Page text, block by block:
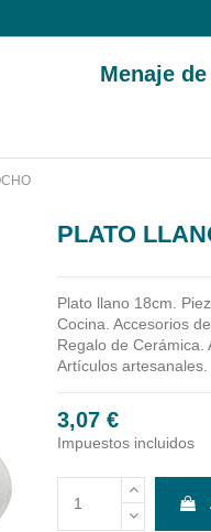
Menaje
PLATO
Plato llano 18cm.
Cocina. Accesorios
Regalo de Cerámica.
Artículos
3,07 €
Impuestos incluidos